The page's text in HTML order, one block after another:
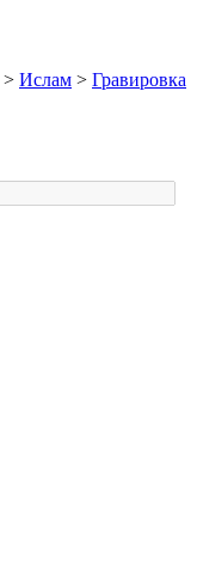
> Ислам > Гравировка